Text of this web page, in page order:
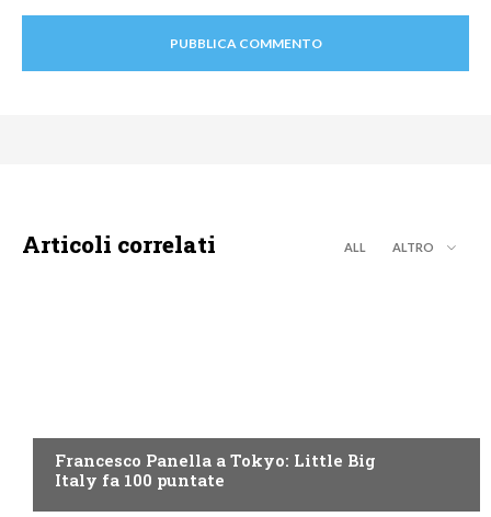
Articoli correlati ALL ALTRO
Francesco Panella a Tokyo: Little Big
Italy fa 100 puntate